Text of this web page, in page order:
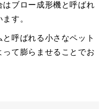
ブロー成形機と呼ばれ
す。
呼ばれる小さなペット
て膨らませることでお